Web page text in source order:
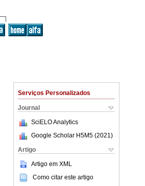
Serviços Personalizados
Journal
SciELO Analytics
Google Scholar H5M5 (2021 )
Artigo
Artigo em XML
Como citar este artigo